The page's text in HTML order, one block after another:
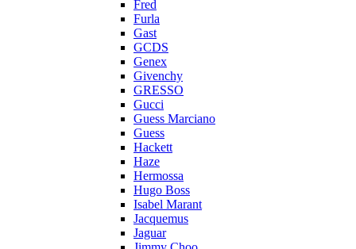
Fred
Furla
Gast
GCDS
Genex
Givenchy
GRESSO
Gucci
Guess Marciano
Guess
Hackett
Haze
Hermossa
Hugo Boss
Isabel Marant
Jacquemus
Jaguar